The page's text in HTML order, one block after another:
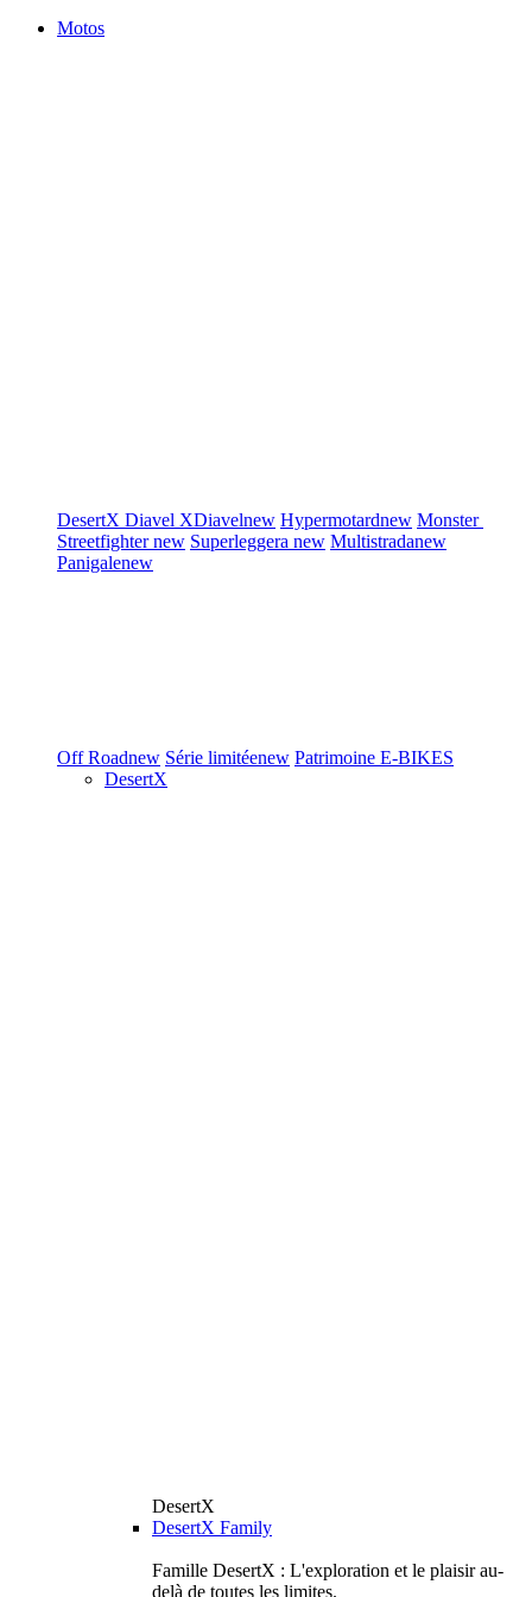
Motos
DesertX Diavel XDiavelnew Hypermotardnew Monster
Streetfighternew Superleggera new Multistradanew
Panigalenew
Off Roadnew Série limitéenew Patrimoine E-BIKES
DesertX
DesertX
DesertX Family
Famille DesertX : L'exploration et le plaisir au-
delà de toutes les limites.